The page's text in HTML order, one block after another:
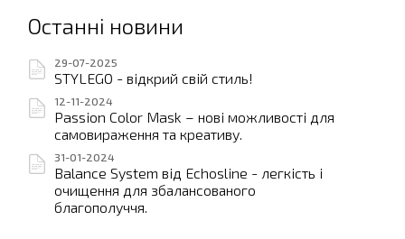
Останні новини
29-07-2025
STYLEGO - відкрий свій стиль!
12-11-2024
Passion Color Mask – нові можливості для
самовираження та креативу.
31-01-2024
Balance System від Echosline - легкість і
очищення для збалансованого
благополуччя.